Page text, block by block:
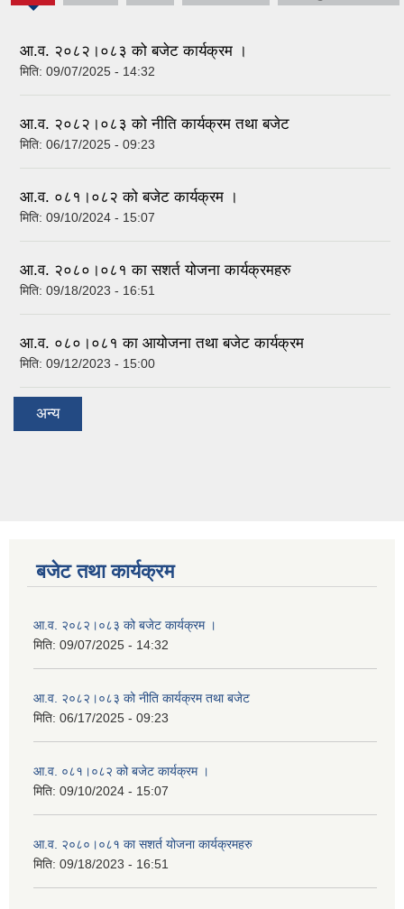
tab)
आ.व. २०८२।०८३ को बजेट कार्यक्रम ।
मिति: 09/07/2025 - 14:32
आ.व. २०८२।०८३ को नीति कार्यक्रम तथा बजेट
मिति: 06/17/2025 - 09:23
आ.व. ०८१।०८२ को बजेट कार्यक्रम ।
मिति: 09/10/2024 - 15:07
आ.व. २०८०।०८१ का सशर्त योजना कार्यक्रमहरु
मिति: 09/18/2023 - 16:51
आ.व. ०८०।०८१ का आयोजना तथा बजेट कार्यक्रम
मिति: 09/12/2023 - 15:00
अन्य
बजेट तथा कार्यक्रम
आ.व. २०८२।०८३ को बजेट कार्यक्रम ।
मिति: 09/07/2025 - 14:32
आ.व. २०८२।०८३ को नीति कार्यक्रम तथा बजेट
मिति: 06/17/2025 - 09:23
आ.व. ०८१।०८२ को बजेट कार्यक्रम ।
मिति: 09/10/2024 - 15:07
आ.व. २०८०।०८१ का सशर्त योजना कार्यक्रमहरु
मिति: 09/18/2023 - 16:51